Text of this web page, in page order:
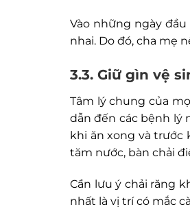
Vào những ngày
nhai. Do đó, cha mẹ
3.3. Giữ gìn vệ
Tâm lý chung của
dẫn đến các bệnh lý
khi ăn xong và trước
tăm nước, bàn chải
Cần lưu ý chải răng
nhất là vị trí có mắc